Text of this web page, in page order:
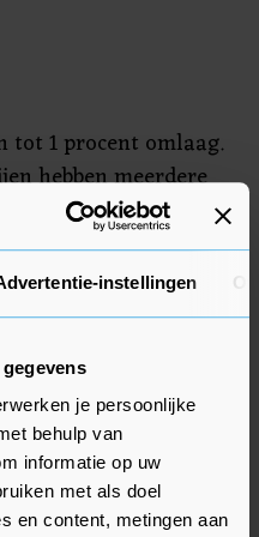
instellingen
je persoonlijke
behulp van
informatie op uw
met als doel
en content, metingen aan
tot 1 procent omlaag.
hebben meerdere
van hun
voldoen de
zijn opgelegd tegen
Goldman Sachs en
voor de verkoper
Domino's Pizza
De pizzaketen boekte